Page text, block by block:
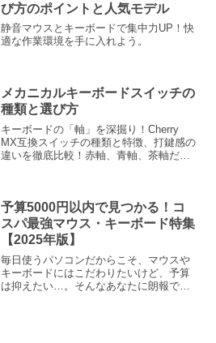
び方のポイントと人気モデル
静音マウスとキーボードで集中力UP！快
適な作業環境を手に入れよう。
メカニカルキーボードスイッチの
種類と選び方
キーボードの「軸」を深掘り！Cherry
MX互換スイッチの種類と特徴、打鍵感の
違いを徹底比較！赤軸、青軸、茶軸だけ
いいかわからない...
予算5000円以内で見つかる！コ
スパ最強マウス・キーボード特集
【2025年版】
毎日使うパソコンだからこそ、マウスや
キーボードにはこだわりたいけど、予算
は抑えたい…。そんなあなたに朗報で